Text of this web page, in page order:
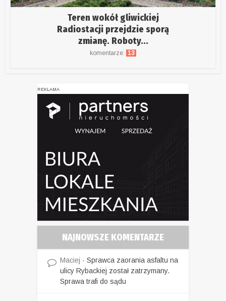
Teren wokół gliwickiej
Radiostacji przejdzie sporą
zmianę. Roboty...
komentarze: 13
REKLAMA
NAJNOWSZE KOMENTARZE
Maciej - Sprawca zaorania asfaltu na
ulicy Rybackiej został zatrzymany.
Sprawa trafi do sądu